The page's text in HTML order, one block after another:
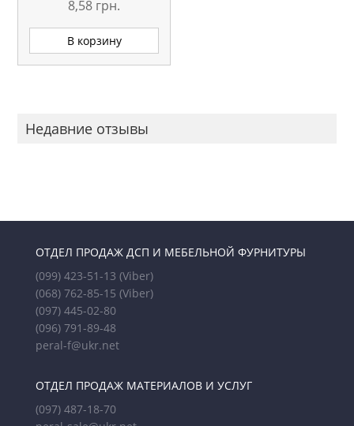
8,58 грн.
В корзину
Недавние отзывы
ОТДЕЛ ПРОДАЖ ДСП И МЕБЕЛЬНОЙ ФУРНИТУРЫ
(099) 423-51-13 (Viber)
(068) 762-85-15 (Viber)
(097) 445-02-80
(096) 791-89-48
peral-f@ukr.net
ОТДЕЛ ПРОДАЖ МАТЕРИАЛОВ И УСЛУГ
(097) 487-18-70